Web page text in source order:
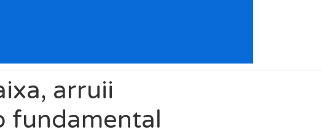
arruii
fundamental